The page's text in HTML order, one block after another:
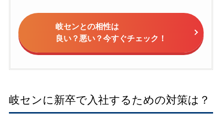
岐センとの相性は
良い？悪い？今すぐチェック！
岐センに新卒で入社するための対策は？